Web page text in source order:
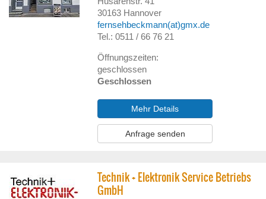
30163 Hannover
fernsehbeckmann(at)gmx.de
Tel.: 0511 / 66 76 21
Öffnungszeiten:
geschlossen
Geschlossen
Mehr Details
Anfrage senden
Technik + Elektronik Service Betriebs
GmbH